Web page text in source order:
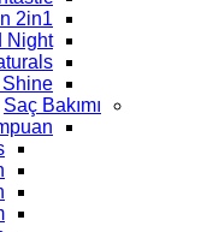
2in1
Night
Saç Bakımı